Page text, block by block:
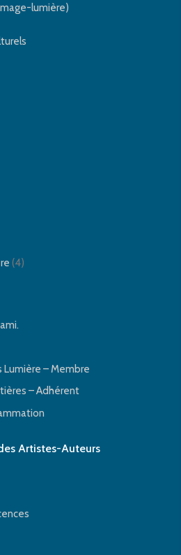
lumière)
(4)
Lumière – Membre
– Adhérent
Artistes-Auteurs